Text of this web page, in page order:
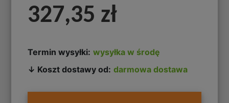
327,35 zł
Termin wysyłki: wysyłka w środę
↓ Koszt dostawy od: darmowa dostawa